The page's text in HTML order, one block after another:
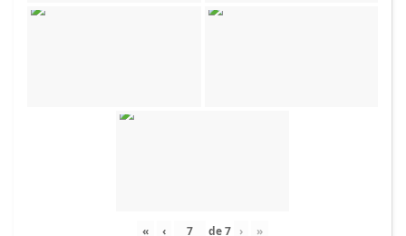
« ‹ de7 › »